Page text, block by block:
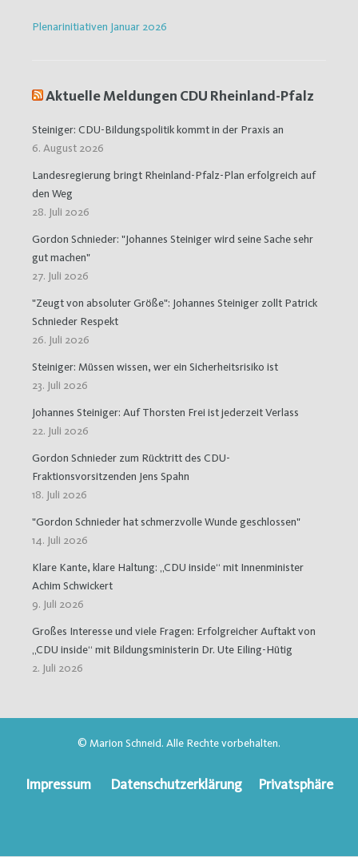
Plenarinitiativen Januar 2026
Aktuelle Meldungen CDU Rheinland-Pfalz
Steiniger: CDU-Bildungspolitik kommt in der Praxis an
6. August 2026
Landesregierung bringt Rheinland-Pfalz-Plan erfolgreich auf
den Weg
28. Juli 2026
Gordon Schnieder: "Johannes Steiniger wird seine Sache sehr
gut machen"
27. Juli 2026
"Zeugt von absoluter Größe": Johannes Steiniger zollt Patrick
Schnieder Respekt
26. Juli 2026
Steiniger: Müssen wissen, wer ein Sicherheitsrisiko ist
23. Juli 2026
Johannes Steiniger: Auf Thorsten Frei ist jederzeit Verlass
22. Juli 2026
Gordon Schnieder zum Rücktritt des CDU-
Fraktionsvorsitzenden Jens Spahn
18. Juli 2026
"Gordon Schnieder hat schmerzvolle Wunde geschlossen"
14. Juli 2026
Klare Kante, klare Haltung: „CDU inside“ mit Innenminister
Achim Schwickert
9. Juli 2026
Großes Interesse und viele Fragen: Erfolgreicher Auftakt von
„CDU inside“ mit Bildungsministerin Dr. Ute Eiling-Hütig
2. Juli 2026
© Marion Schneid. Alle Rechte vorbehalten.
Impressum Datenschutzerklärung Privatsphäre